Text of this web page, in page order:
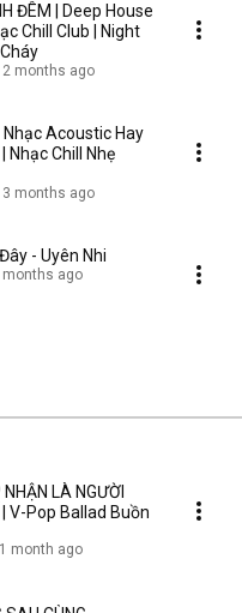
ĐÊM | Deep House
Chill Club | Night
2 months ago
Acoustic Hay
Nhạc Chill Nhẹ
3 months ago
- Uyên Nhi
months ago
LÀ NGƯỜI
V-Pop Ballad Buồn
1 month ago